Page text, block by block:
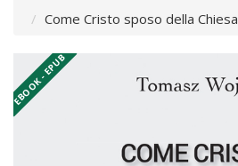
Come Cristo sposo della Chiesa
EBOOK - EPUB